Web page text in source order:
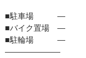
■駐車場 ―
■バイク置場 ―
■駐輪場 ―
―――――――